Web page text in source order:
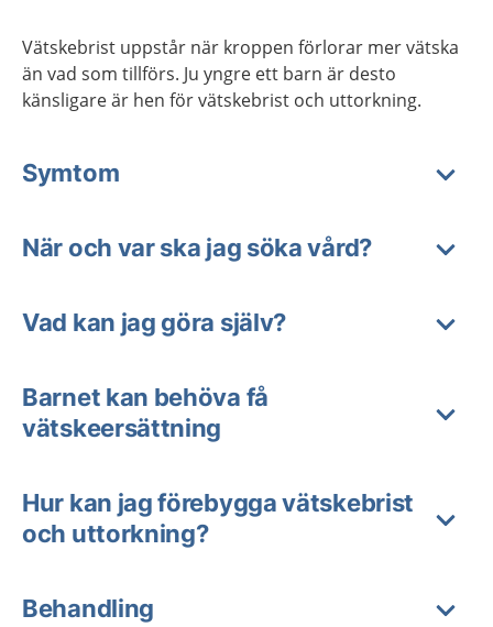
Vätskebrist uppstår när kroppen förlorar mer vätska
än vad som tillförs. Ju yngre ett barn är desto
känsligare är hen för vätskebrist och uttorkning.
Symtom
När och var ska jag söka vård?
Vad kan jag göra själv?
Barnet kan behöva få
vätskeersättning
Hur kan jag förebygga vätskebrist
och uttorkning?
Behandling